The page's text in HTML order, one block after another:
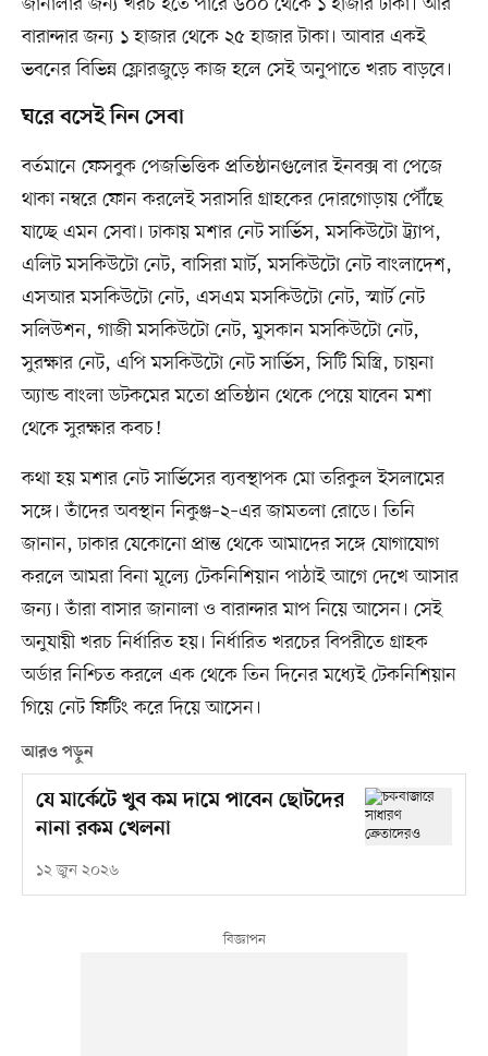
বারান্দার জন্য ১ হাজার থেকে ২৫ হাজার টাকা। আবার একই
ভবনের বিভিন্ন ফ্লোরজুড়ে কাজ হলে সেই অনুপাতে খরচ বাড়বে।
ঘরে বসেই নিন সেবা
বর্তমানে ফেসবুক পেজভিত্তিক প্রতিষ্ঠানগুলোর ইনবক্স বা পেজে
থাকা নম্বরে ফোন করলেই সরাসরি গ্রাহকের দোরগোড়ায় পৌঁছে
যাচ্ছে এমন সেবা। ঢাকায় মশার নেট সার্ভিস, মসকিউটো ট্র্যাপ,
এলিট মসকিউটো নেট, বাসিরা মার্ট, মসকিউটো নেট বাংলাদেশ,
এসআর মসকিউটো নেট, এসএম মসকিউটো নেট, স্মার্ট নেট
সলিউশন, গাজী মসকিউটো নেট, মুসকান মসকিউটো নেট,
সুরক্ষার নেট, এপি মসকিউটো নেট সার্ভিস, সিটি মিস্ত্রি, চায়না
অ্যান্ড বাংলা ডটকমের মতো প্রতিষ্ঠান থেকে পেয়ে যাবেন মশা
থেকে সুরক্ষার কবচ!
কথা হয় মশার নেট সার্ভিসের ব্যবস্থাপক মো তরিকুল ইসলামের
সঙ্গে। তাঁদের অবস্থান নিকুঞ্জ–২–এর জামতলা রোডে। তিনি
জানান, ঢাকার যেকোনো প্রান্ত থেকে আমাদের সঙ্গে যোগাযোগ
করলে আমরা বিনা মূল্যে টেকনিশিয়ান পাঠাই আগে দেখে আসার
জন্য। তাঁরা বাসার জানালা ও বারান্দার মাপ নিয়ে আসেন। সেই
অনুযায়ী খরচ নির্ধারিত হয়। নির্ধারিত খরচের বিপরীতে গ্রাহক
অর্ডার নিশ্চিত করলে এক থেকে তিন দিনের মধ্যেই টেকনিশিয়ান
গিয়ে নেট ফিটিং করে দিয়ে আসেন।
আরও পড়ুন
যে মার্কেটে খুব কম দামে পাবেন ছোটদের
নানা রকম খেলনা
১২ জুন ২০২৬